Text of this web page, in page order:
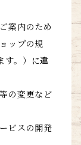
案内のため
ップの規
す。）に違
の変更など
ビスの開発